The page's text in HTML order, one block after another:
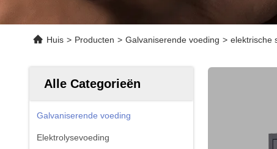
Huis > Producten > Galvaniserende voeding > elektrische
Alle Categorieën
Galvaniserende voeding
Elektrolysevoeding